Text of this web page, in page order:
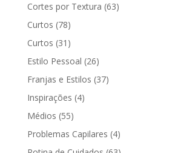
Cortes por Textura (63)
Curtos (78)
Curtos (31)
Estilo Pessoal (26)
Franjas e Estilos (37)
Inspirações (4)
Médios (55)
Problemas Capilares (4)